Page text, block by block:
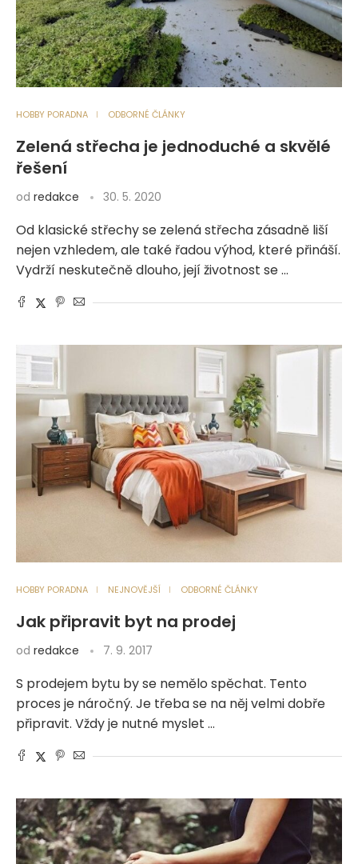
HOBBY PORADNA ODBORNÉ ČLÁNKY
Zelená střecha je jednoduché a skvělé
řešení
od redakce 30. 5. 2020
Od klasické střechy se zelená střecha zásadně liší
nejen vzhledem, ale také řadou výhod, které přináší.
Vydrží neskutečně dlouho, její životnost se …
HOBBY PORADNA NEJNOVĚJŠÍ ODBORNÉ ČLÁNKY
Jak připravit byt na prodej
od redakce 7. 9. 2017
S prodejem bytu by se nemělo spěchat. Tento
proces je náročný. Je třeba se na něj velmi dobře
připravit. Vždy je nutné myslet …